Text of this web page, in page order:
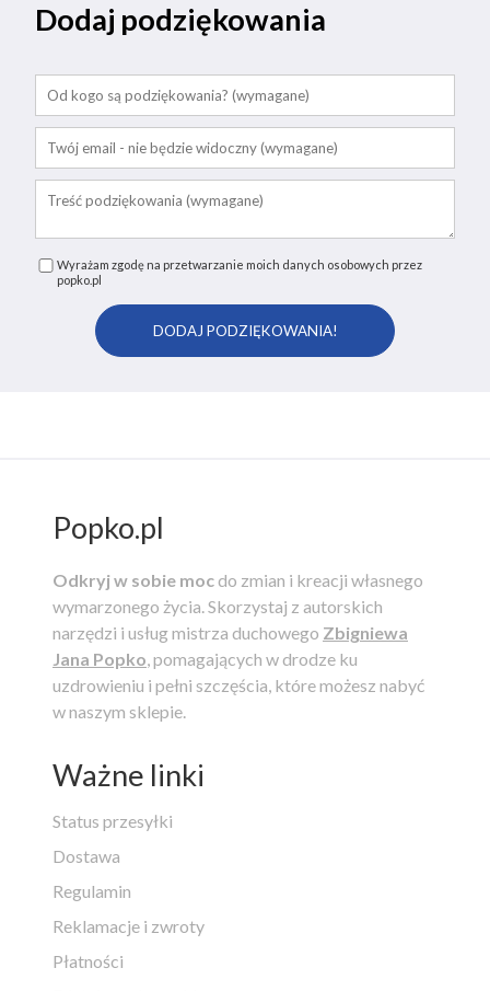
Dodaj podziękowania
Wyrażam zgodę na przetwarzanie moich danych osobowych przez
popko.pl
Popko.pl
Odkryj w sobie moc do zmian i kreacji własnego
wymarzonego życia. Skorzystaj z autorskich
narzędzi i usług mistrza duchowego Zbigniewa
Jana Popko , pomagających w drodze ku
uzdrowieniu i pełni szczęścia, które możesz nabyć
w naszym sklepie.
Ważne linki
Status przesyłki
Dostawa
Regulamin
Reklamacje i zwroty
Płatności